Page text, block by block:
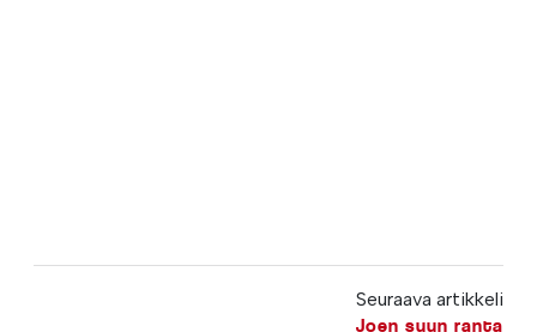
Seuraava artikkeli
Joen suun ranta